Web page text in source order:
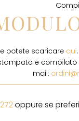
potete scaricare qui
e compilato
mail:
oppure se